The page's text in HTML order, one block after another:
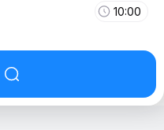
10:00